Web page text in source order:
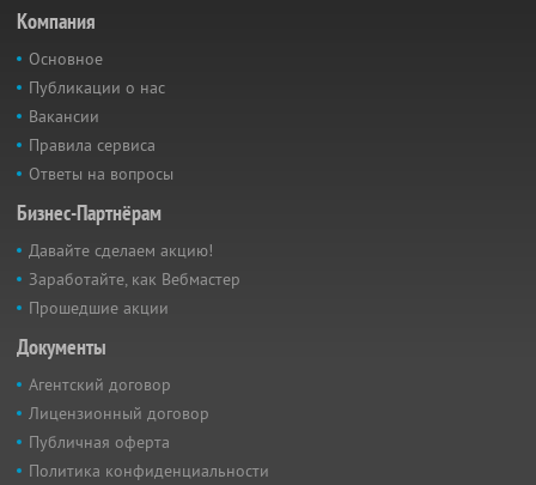
Компания
Основное
Публикации о нас
Вакансии
Правила сервиса
Ответы на вопросы
Бизнес-Партнёрам
Давайте сделаем акцию!
Заработайте, как Вебмастер
Прошедшие акции
Документы
Агентский договор
Лицензионный договор
Публичная оферта
Политика конфиденциальности